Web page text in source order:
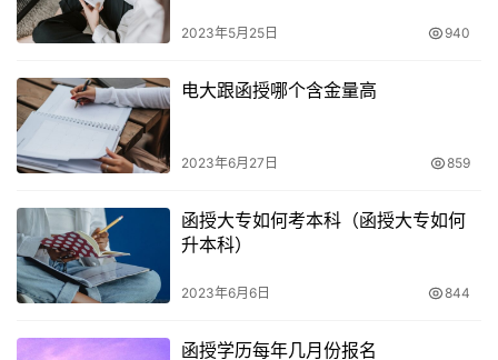
最后，需要特别提醒的是，2023年函授本科的报名要求是
需要持有大专毕业证书的。如果您没有大专学历，但是想要
报考高起本，那么您需要具有高级中等教育学校的毕业证书
或者具有同等学力。这些要求可能会随着时间而变化，请您
在报名前务必确认最新的要求。
结论
总之，如果您想要报考函授本科，那么您需要拥有大专学
可以考虑报考自考本科。需要注意的是，自考本科起点为高
2023年5月25日 940
电大跟函授哪个含金量高
2023年6月27日 859
函授大专如何考本科（函授大专如何
升本科）
2023年6月6日 844
函授学历每年几月份报名